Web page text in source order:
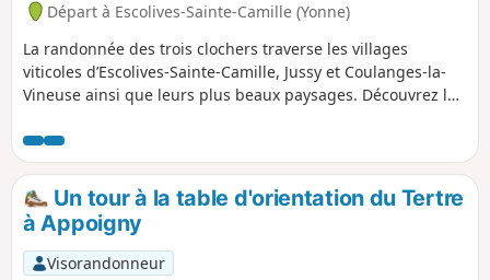
berges de l'Yonne ou les chemins qui
suivent le canal du Nivernais vous
pourrez gagner Vaux puis Champs-sur-
Yonne.
Départ à Escolives-Sainte-Camille (Yonne)
La randonnée des trois clochers traverse les villages
viticoles d’Escolives-Sainte-Camille, Jussy et Coulanges-la-
Vineuse ainsi que leurs plus beaux paysages. Découvrez les
de l’église en traversant chaque village.
Un tour à la table d'orientation du Tertre
à Appoigny
Visorandonneur